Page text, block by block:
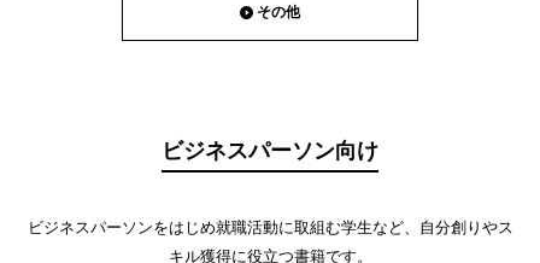
その他
ビジネスパーソン向け
ビジネスパーソンをはじめ就職活動に取組む学生など、自分創りやス
キル獲得に役立つ書籍です。